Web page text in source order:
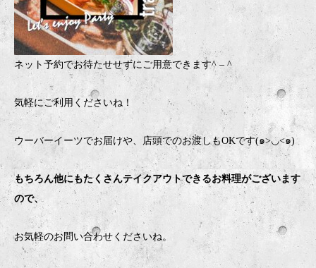
ネット予約でお待たせせずにご用意できます^ – ^
気軽にご利用くださいね！
ウーバーイーツでお届けや、店頭でのお渡しもOKです(๑>◡<๑)
もちろん他にもたくさんテイクアウトできるお料理がございます
ので、
お気軽のお問い合わせくださいね。